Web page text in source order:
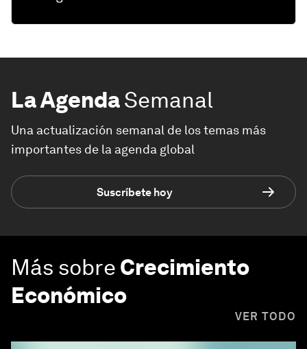
La AgendaSemanal
Una actualización semanal de los temas más
importantes de la agenda global
Suscríbete hoy
Más sobre Crecimiento
Económico
VER TODO